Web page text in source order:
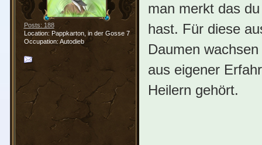
Posts: 188
Location: Pappkarton, in der Gosse 7
Occupation: Autodieb
man merkt das
hast. Für diese
Daumen
aus eigener
Heilern gehört.